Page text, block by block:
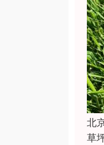
北
草